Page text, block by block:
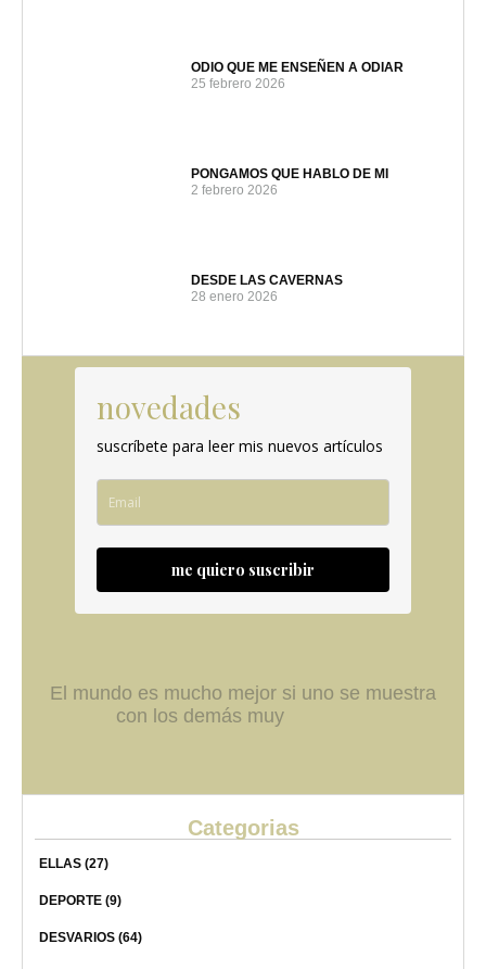
ODIO QUE ME ENSEÑEN A ODIAR
25 febrero 2026
PONGAMOS QUE HABLO DE MI
2 febrero 2026
DESDE LAS CAVERNAS
28 enero 2026
novedades
suscríbete para leer mis nuevos artículos
me quiero suscribir
El mundo es mucho mejor si uno se muestra
con los demás muy
Categorias
ELLAS (27)
DEPORTE (9)
DESVARIOS (64)